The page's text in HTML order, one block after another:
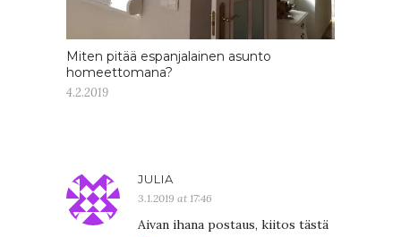
Miten pitää espanjalainen asunto
homeettomana?
4.2.2019
JULIA
3.1.2019 at 17:46
Aivan ihana postaus, kiitos tästä